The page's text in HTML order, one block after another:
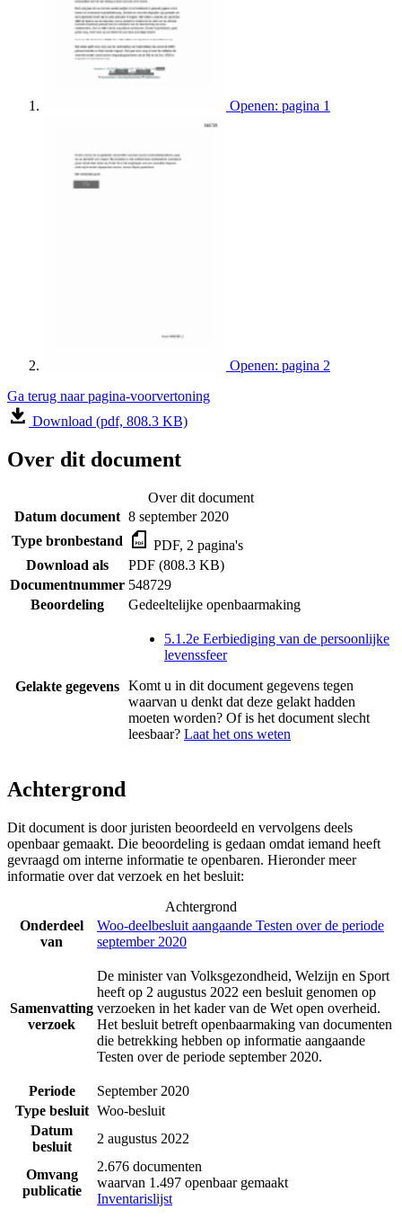
Openen: pagina 1
Openen: pagina 2
Ga terug naar pagina-voorvertoning
Download (pdf, 808.3 KB)
Over dit document
Over dit document
Datum document 8 september 2020
Type bronbestand
PDF, 2 pagina's
Download als
PDF (808.3 KB)
Documentnummer 548729
Beoordeling
Gedeeltelijke openbaarmaking
Gelakte gegevens
5.1.2e Eerbiediging van de persoonlijke
levenssfeer
Komt u in dit document gegevens tegen
waarvan u denkt dat deze gelakt hadden
moeten worden? Of is het document slecht
leesbaar? Laat het ons weten
Achtergrond
Dit document is door juristen beoordeeld en vervolgens deels
openbaar gemaakt. Die beoordeling is gedaan omdat iemand heeft
gevraagd om interne informatie te openbaren. Hieronder meer
informatie over dat verzoek en het besluit:
Achtergrond
Onderdeel
van
Woo-deelbesluit aangaande Testen over de periode
september 2020
Samenvatting
verzoek
De minister van Volksgezondheid, Welzijn en Sport
heeft op 2 augustus 2022 een besluit genomen op
verzoeken in het kader van de Wet open overheid.
Het besluit betreft openbaarmaking van documenten
die betrekking hebben op informatie aangaande
Testen over de periode september 2020.
Periode
September 2020
Type besluit Woo-besluit
Datum
besluit
2 augustus 2022
Omvang
publicatie
2.676 documenten
waarvan 1.497 openbaar gemaakt
Inventarislijst